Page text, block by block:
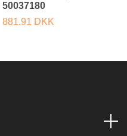
50037180
881.91 DKK